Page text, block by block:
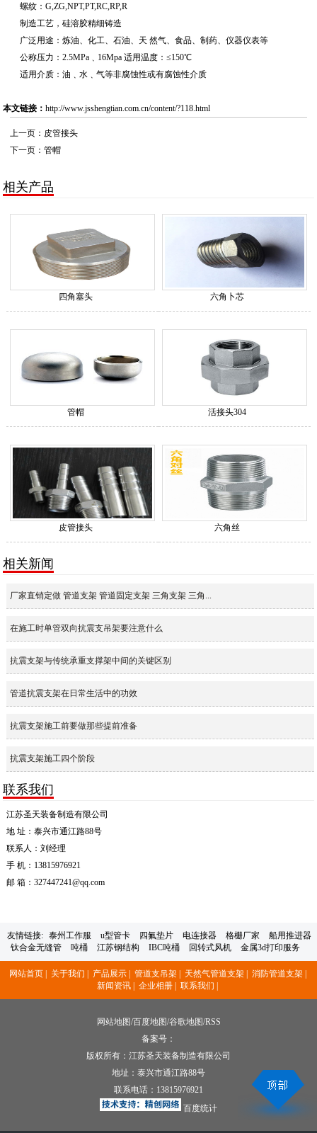
螺纹：G,ZG,NPT,PT,RC,RP,R
制造工艺，硅溶胶精细铸造
广泛用途：炼油、化工、石油、天 然气、食品、制药、仪器仪表等
公称压力：2.5MPa﹑16Mpa 适用温度：≤150℃
适用介质：油﹑水﹑气等非腐蚀性或有腐蚀性介质
本文链接：http://www.jsshengtian.com.cn/content/?118.html
上一页： 皮管接头
下一页：管帽
相关产品
四角塞头 六角卜芯
管帽 活接头304
皮管接头 六角丝
相关新闻
厂家直销定做 管道支架 管道固定支架 三角支架 三角...
在施工时单管双向抗震支吊架要注意什么
抗震支架与传统承重支撑架中间的关键区别
管道抗震支架在日常生活中的功效
抗震支架施工前要做那些提前准备
抗震支架施工四个阶段
联系我们
江苏圣天装备制造有限公司
地 址：泰兴市通江路88号
联系人：刘经理
手 机：13815976921
邮 箱：327447241@qq.com
友情链接: 泰州工作服 u型管卡 四氟垫片 电连接器 格栅厂家
船用推进器
钛合金无缝管
吨桶 江苏钢结构 IBC吨桶 回转式风机 金属3d打印服务
网站首页 | 关于我们 | 产品展示 | 管道支吊架 | 天然气管道支架 | 消防管道支架 |
新闻资讯 | 企业相册 | 联系我们 |
网站地图/百度地图/谷歌地图/RSS
备案号：
版权所有：江苏圣天装备制造有限公司
地址：泰兴市通江路88号
联系电话： 13815976921
百度统计